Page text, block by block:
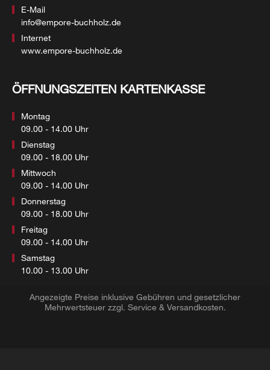
E-Mail
info@empore-buchholz.de
Internet
www.empore-buchholz.de
ÖFFNUNGSZEITEN KARTENKASSE
Montag
09.00 - 14.00 Uhr
Dienstag
09.00 - 18.00 Uhr
Mittwoch
09.00 - 14.00 Uhr
Donnerstag
09.00 - 18.00 Uhr
Freitag
09.00 - 14.00 Uhr
Samstag
10.00 - 13.00 Uhr
Angezeigte Preise inklusive Gebühren und gesetzlicher
Mehrwertsteuer zzgl. Service & Versandkosten.